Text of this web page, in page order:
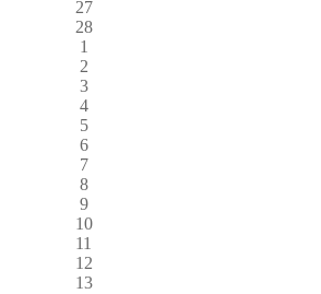
27
28
1
2
3
4
5
6
7
8
9
10
11
12
13